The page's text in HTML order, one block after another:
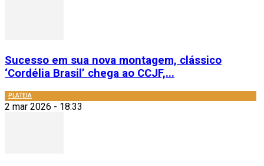
Sucesso em sua nova montagem, clássico
‘Cordélia Brasil’ chega ao CCJF,...
PLATEIA
2 mar 2026 - 18:33